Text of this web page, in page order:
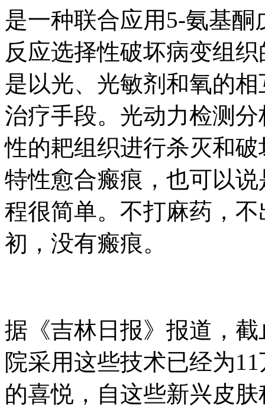
是一种联合应用5-氨基
反应选择性破坏病变组
是以光、光敏剂和氧的
治疗手段。光动力检测
性的耙组织进行杀灭和
特性愈合瘢痕，也可以
程很简单。不打麻药，
初，没有瘢痕。
据《吉林日报》报道，
院采用这些技术已经为
的喜悦，自这些新兴皮